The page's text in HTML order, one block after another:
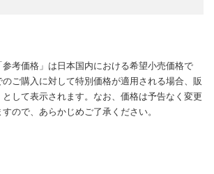
考価格」は日本国内における希望小売価格で
ご購入に対して特別価格が適用される場合、販
して表示されます。なお、価格は予告なく変更
ので、あらかじめご了承ください。